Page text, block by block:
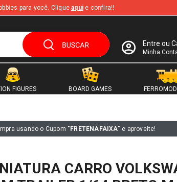
para você. Cliqueaqui e confira!!
Entre ou
Minha
FIGURES BOARD GAMES
usando o Cupom "FRETENAFAIXA" e aproveite!
CARRO